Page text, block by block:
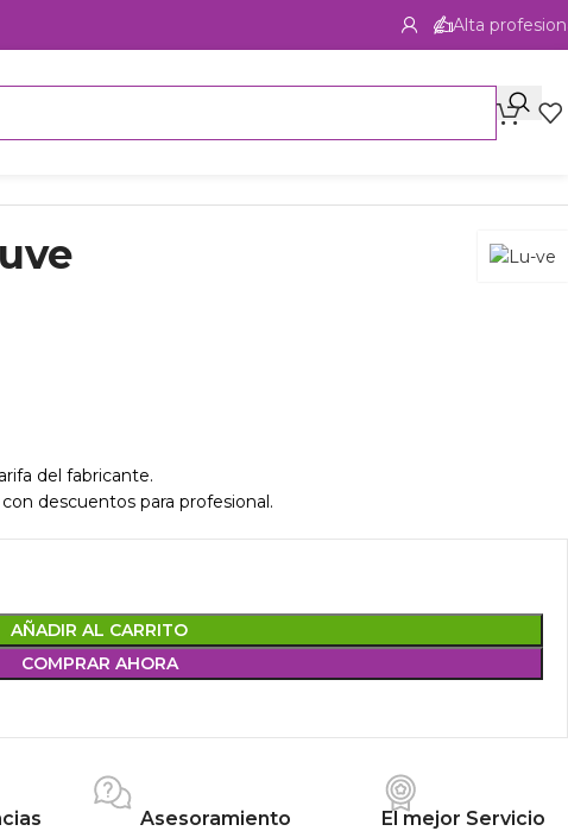
Alta
del fabricante.
descuentos para profesional.
AÑADIR AL CARRITO
COMPRAR AHORA
Asesoramiento El mejor Servicio